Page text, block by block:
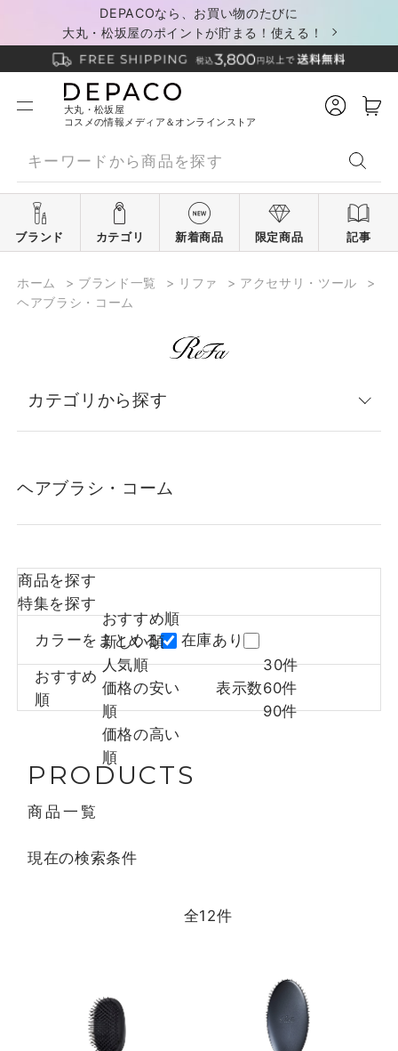
DEPACOなら、お買い物のたびに
大丸・松坂屋のポイントが貯まる！使える！
大丸・松坂屋
コスメの情報メディア＆オンラインストア
ブランド カテゴリ 新着商品 限定商品 記事
ホーム > ブランド一覧 > リファ > アクセサリ・ツール
>
ヘアブラシ・コーム
カテゴリから探す
ヘアブラシ・コーム
商品を探す
特集を探す
カラーをまとめる 在庫あり
おすすめ
順
おすすめ順
新しい順
人気順
価格の安い
順
価格の高い
順
表示数
30件
60件
90件
PRODUCTS
商品一覧
現在の検索条件
全12件